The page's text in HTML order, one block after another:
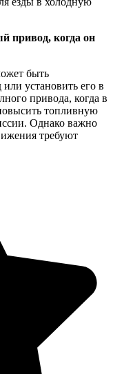
привод, когда он
быть
установить его в
привода, когда в
топливную
Однако важно
требуют